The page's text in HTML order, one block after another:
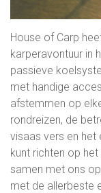
House of Carp
karperavontuur in
passieve
met handige
afstemmen op
rondreizen, de
visaas vers en het
kunt richten op
samen met ons
met de allerbeste